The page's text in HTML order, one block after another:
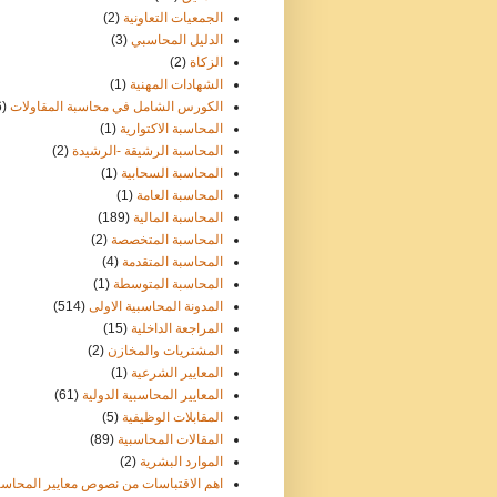
الجمعيات التعاونية (2)
الدليل المحاسبي (3)
الزكاة (2)
الشهادات المهنية (1)
الكورس الشامل في محاسبة المقاولات
المحاسبة الاكتوارية (1)
المحاسبة الرشيقة -الرشيدة (2)
المحاسبة السحابية (1)
المحاسبة العامة (1)
المحاسبة المالية (189)
المحاسبة المتخصصة (2)
المحاسبة المتقدمة (4)
المحاسبة المتوسطة (1)
المدونة المحاسبية الاولى (514)
المراجعة الداخلية (15)
المشتريات والمخازن (2)
المعايير الشرعية (1)
المعايير المحاسبية الدولية (61)
المقابلات الوظيفية (5)
المقالات المحاسبية (89)
الموارد البشرية (2)
اهم الاقتباسات من نصوص معايير